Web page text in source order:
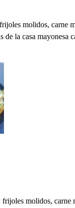
molidos, carne
de la casa mayonesa
molidos, carne